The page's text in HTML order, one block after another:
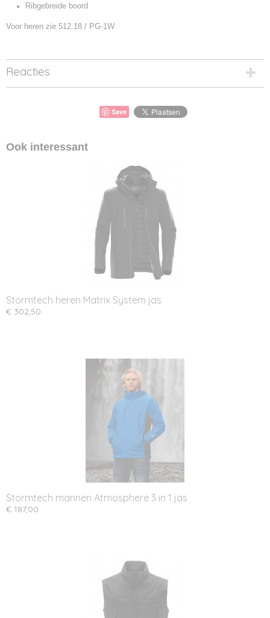
Ribgebreide boord
Voor heren zie 512.18 / PG-1W
Reacties
Save
Ook interessant
Stormtech heren Matrix System jas
€ 302,50
Stormtech mannen Atmosphere 3 in 1 jas
€ 187,00